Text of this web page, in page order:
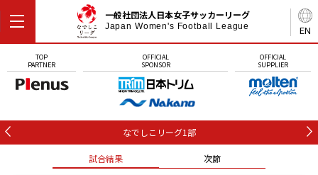
EN
一般社団法人日本女子サッカーリーグ
Japan Women's Football League
TOP
PARTNER
OFFICIAL
SPONSOR
OFFICIAL
SUPPLIER
なでしこリーグ1部
試合結果 次節